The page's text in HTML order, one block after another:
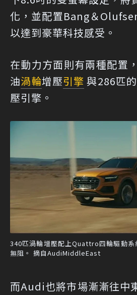
化，並配置Bang＆
以達到豪華科技感受。
在動力方面則有兩種配置
油渦輪增壓引擎 與286匹
壓引擎。
340匹渦輪增壓配上Quattro四輪驅動系
無阻。 摘自AudiMiddleEast
而Audi也將市場漸漸往中